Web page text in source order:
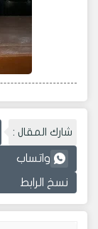
شارك المقال :
واتساب
نسخ الرابط